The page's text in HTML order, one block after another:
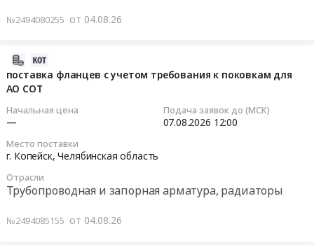
№2494080255 от 04.08.26
поставка фланцев с учетом требования к поковкам для
АО СОТ
Начальная цена
—
Подача заявок до (МСК)
07.08.2026 12:00
Место поставки
г. Копейск,Челябинская область
Отрасли
Трубопроводная и запорная арматура, радиаторы
№2494085155 от 04.08.26